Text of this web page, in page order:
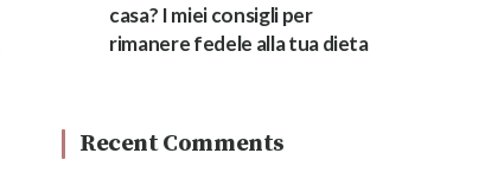
casa? I miei consigli per
rimanere fedele alla tua dieta
Recent Comments